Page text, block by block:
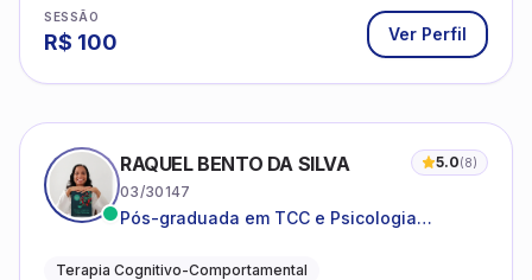
SESSÃO
R$ 100 Ver Perfil
RAQUEL BENTO DA SILVA 5.0(8)
03/30147
Pós-graduada em TCC e Psicologia
Terapia Cognitivo-Comportamental